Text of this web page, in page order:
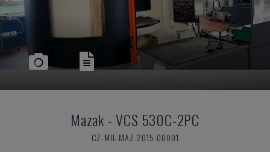
Mazak -VCS 530C-2PC
CZ-MIL-MAZ-2015-00001